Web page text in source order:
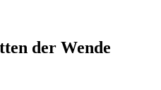
der Wende